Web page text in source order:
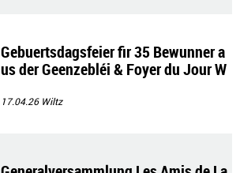
Gebuertsdagsfeier fir 35 Bewunner a
us der Geenzebléi & Foyer du Jour W
17.04.26 Wiltz